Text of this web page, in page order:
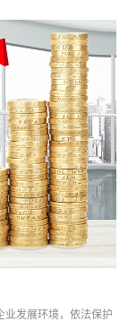
发展环境，依法保护